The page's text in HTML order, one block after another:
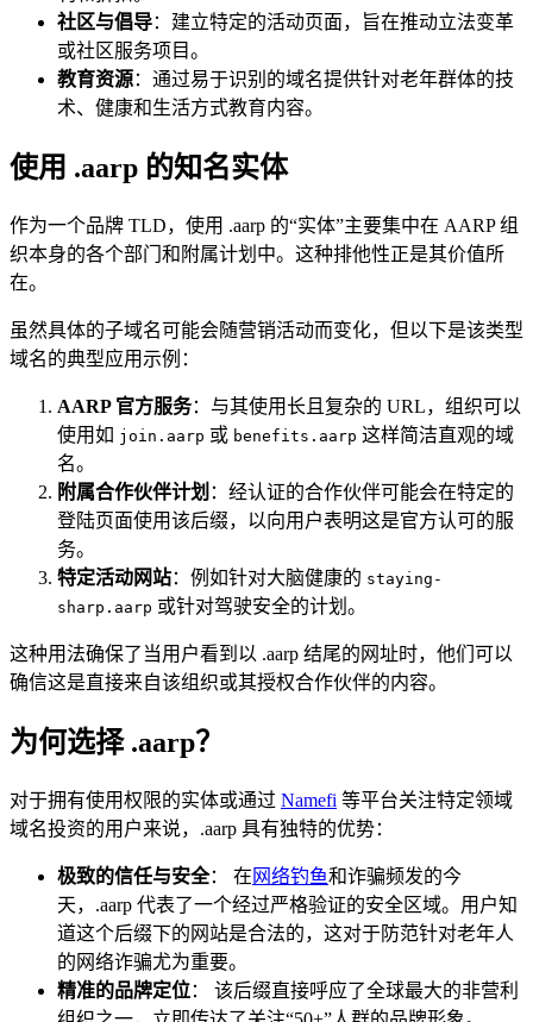
社区与倡导：建立特定的活动页面，旨在推动立法变革
或社区服务项目。
教育资源：通过易于识别的域名提供针对老年群体的技
术、健康和生活方式教育内容。
使用 .aarp 的知名实体
作为一个品牌 TLD，使用 .aarp 的“实体”主要集中在 AARP 组
织本身的各个部门和附属计划中。这种排他性正是其价值所
在。
虽然具体的子域名可能会随营销活动而变化，但以下是该类型
域名的典型应用示例：
AARP 官方服务：与其使用长且复杂的 URL，组织可以
使用如 join.aarp 或 benefits.aarp 这样简洁直观的域
名。
附属合作伙伴计划 ：经认证的合作伙伴可能会在特定的
登陆页面使用该后缀，以向用户表明这是官方认可的服
务。
特定活动网站：例如针对大脑健康的 staying-
sharp.aarp 或针对驾驶安全的计划。
这种用法确保了当用户看到以 .aarp 结尾的网址时，他们可以
确信这是直接来自该组织或其授权合作伙伴的内容。
为何选择 .aarp？
对于拥有使用权限的实体或通过 Namefi 等平台关注特定领域
域名投资的用户来说，.aarp 具有独特的优势：
极致的信任与安全： 在 网络钓鱼和诈骗频发的今
天，.aarp 代表了一个经过严格验证的安全区域。用户知
道这个后缀下的网站是合法的，这对于防范针对老年人
的网络诈骗尤为重要。
精准的品牌定位： 该后缀直接呼应了全球最大的非营利